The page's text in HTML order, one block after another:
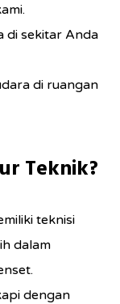
di sekitar Anda
di ruangan
Teknik?
teknisi
dalam
dengan